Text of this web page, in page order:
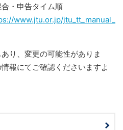
・申告タイム順
www.jtu.or.jp/jtu_tt_manual_
り、変更の可能性がありま
報にてご確認くださいますよ